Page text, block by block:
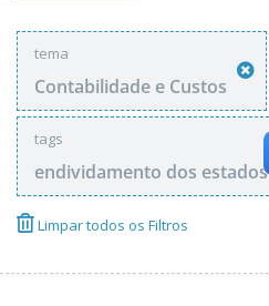
tema
Contabilidade e Custos
tags
endividamento dos estados
Limpar todos os Filtros